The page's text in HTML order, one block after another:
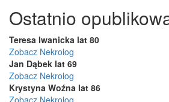
Ostatnio
Teresa Iwanicka lat 80
Zobacz Nekrolog
Jan Dąbek lat 69
Zobacz Nekrolog
Krystyna Woźna lat 86
Zobacz Nekrolog